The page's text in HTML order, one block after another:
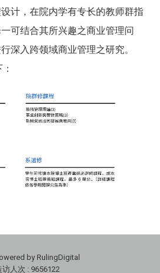
计，在院内学有专长的教师群指
可结合其所兴趣之商业管理问
深入跨领域商业管理之研究。
by RulingDigital
访人次 : 9656122